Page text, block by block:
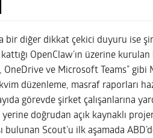
bir diğer dikkat çekici duyuru ise
kattığı OpenClaw’ın üzerine
OneDrive ve Microsoft Teams”
düzenleme, masraf raporları
görevde şirket çalışanlarına
doğrudan açık kaynaklı
bulunan Scout’u ilk aşamada